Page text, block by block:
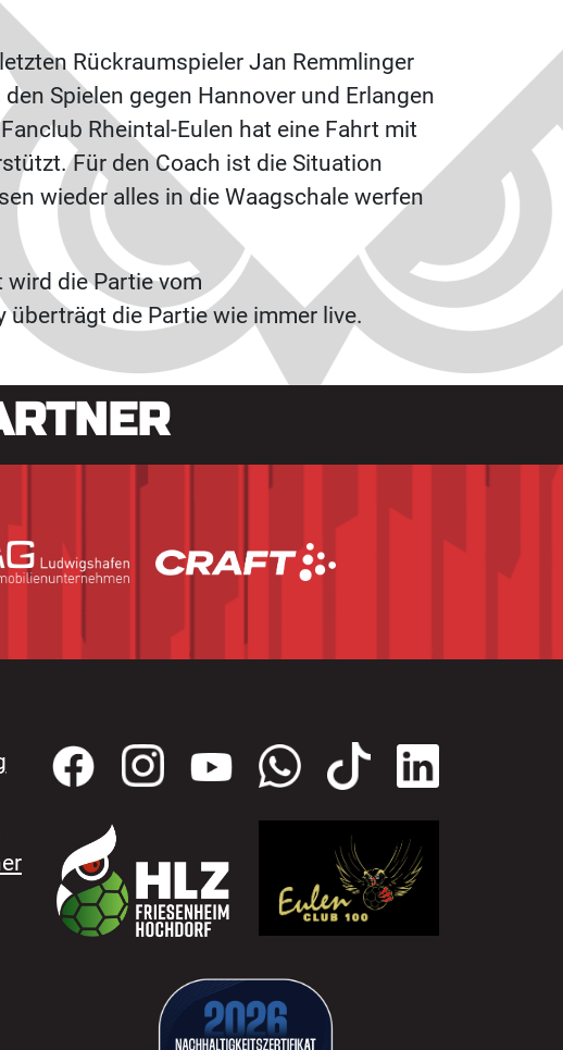
Rückraumspieler Jan Remmlinger
Spielen gegen Hannover und Erlangen
Rheintal-Eulen hat eine Fahrt mit
Für den Coach ist die Situation
wieder alles in die Waagschale werfen
wird die Partie vom
überträgt die Partie wie immer live.